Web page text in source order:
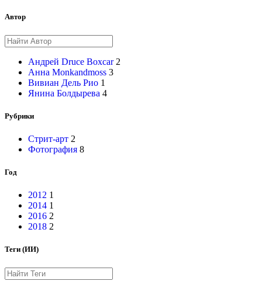
Автор
Андрей Druce Boxcar 2
Анна Monkandmoss 3
Вивиан Дель Рио 1
Янина Болдырева 4
Рубрики
Стрит-арт 2
Фотография 8
Год
2012 1
2014 1
2016 2
2018 2
Теги (ИИ)